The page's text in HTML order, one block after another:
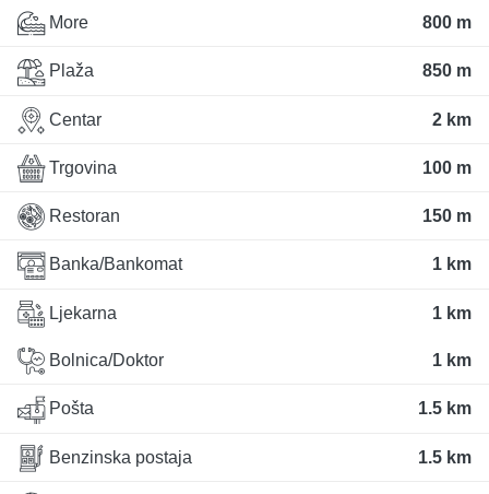
More 800 m
Plaža 850 m
Centar 2 km
Trgovina 100 m
Restoran 150 m
Banka/Bankomat 1 km
Ljekarna 1 km
Bolnica/Doktor 1 km
Pošta 1.5 km
Benzinska postaja 1.5 km